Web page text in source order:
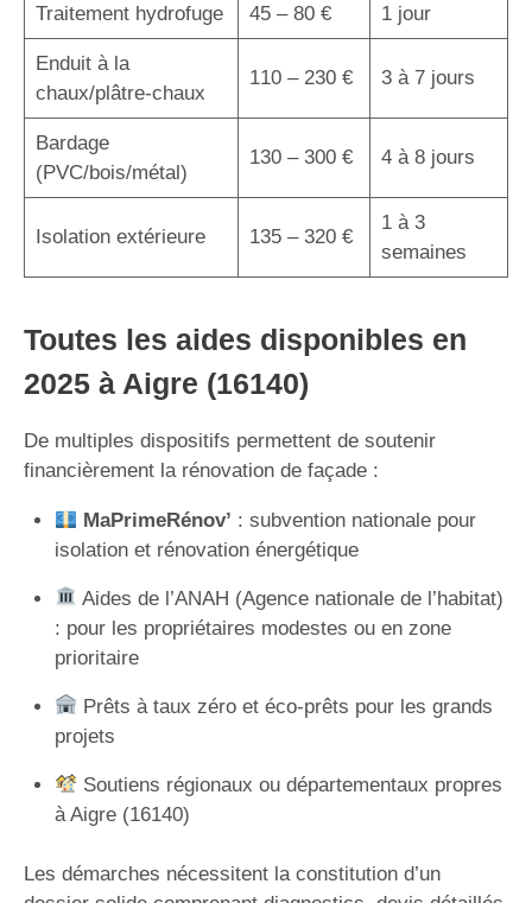
Traitement hydrofuge 45 – 80 € 1 jour
Enduit à la
chaux/plâtre-chaux
110 – 230 € 3 à 7 jours
Bardage
(PVC/bois/métal)
130 – 300 € 4 à 8 jours
Isolation extérieure 135 – 320 €
1 à 3
semaines
Toutes les aides disponibles en
2025 à Aigre (16140)
De multiples dispositifs permettent de soutenir
financièrement la rénovation de façade :
MaPrimeRénov’ : subvention nationale pour
isolation et rénovation énergétique
Aides de l’ANAH (Agence nationale de l’habitat)
: pour les propriétaires modestes ou en zone
prioritaire
Prêts à taux zéro et éco-prêts pour les grands
projets
Soutiens régionaux ou départementaux propres
à Aigre (16140)
Les démarches nécessitent la constitution d’un